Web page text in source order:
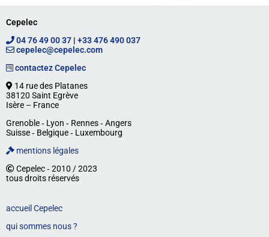
Cepelec
04 76 49 00 37 | +33 476 490 037
cepelec@cepelec.com
contactez Cepelec
14 rue des Platanes
38120 Saint Egrève
Isère – France
Grenoble ‐ Lyon ‐ Rennes ‐ Angers
Suisse ‐ Belgique ‐ Luxembourg
mentions légales
Cepelec ‐ 2010 / 2023
tous droits réservés
accueil Cepelec
qui sommes nous ?